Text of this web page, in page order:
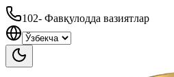
102- Фавқулодда вазиятлар